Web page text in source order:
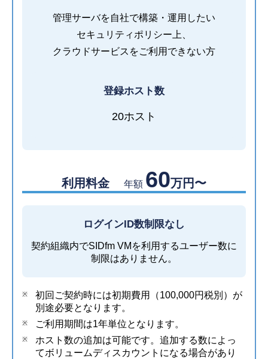
管理サーバを自社で構築・運用したい
セキュリティポリシー上、
クラウドサービスをご利用できない方
登録ホスト数
20ホスト
利用料金 年額 60万円〜
ログインID数制限なし
契約組織内でSIDfm VMを利用するユーザー数に
制限はありません。
初回ご契約時には初期費用（100,000円税別）が
別途必要となります。
ご利用期間は1年単位となります。
ホスト数の追加は可能です。追加する数によっ
てボリュームディスカウントになる場合があり